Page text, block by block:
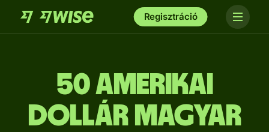
Regisztráció
50 amerikai
dollár magyar